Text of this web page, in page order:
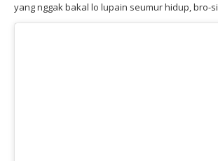
yang nggak bakal lo lupain seumur hidup, bro-